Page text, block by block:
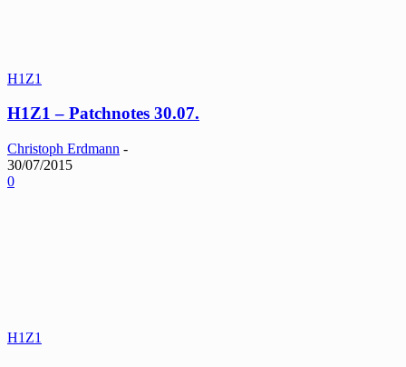
H1Z1
H1Z1 – Patchnotes 30.07.
Christoph Erdmann -
30/07/2015
0
H1Z1